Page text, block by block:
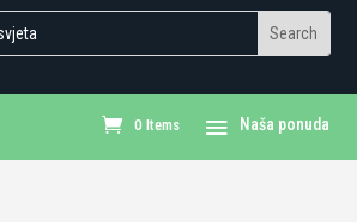
0 Items